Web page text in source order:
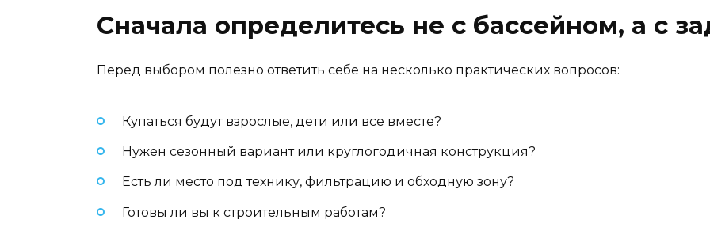
Сначала определитесь не с бассейном, а с
Перед выбором полезно ответить себе на несколько практических вопросов:
Купаться будут взрослые, дети или все вместе?
Нужен сезонный вариант или круглогодичная конструкция?
Есть ли место под технику, фильтрацию и обходную зону?
Готовы ли вы к строительным работам?